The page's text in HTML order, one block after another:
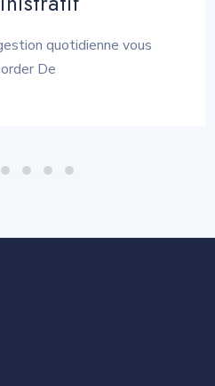
quotidienne vous
De